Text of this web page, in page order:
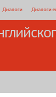
Диалоги Диалоги